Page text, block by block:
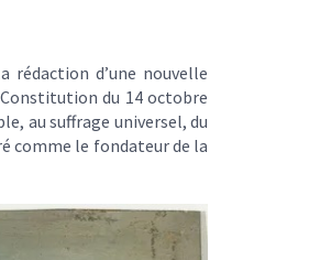
rédaction d’une nouvelle
du 14 octobre
au suffrage universel, du
comme le fondateur de la